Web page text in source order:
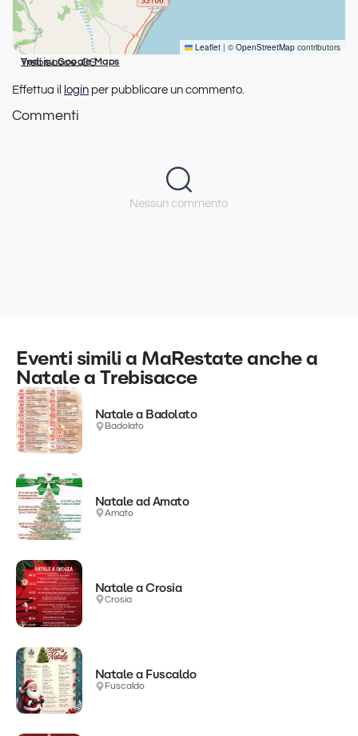
Leaflet | © OpenStreetMap contributors
Trebisacce, CS
Vedi su Google Maps
Effettua il login per pubblicare un commento.
Commenti
Nessun commento
Eventi simili a MaRestate anche a
Natale a Trebisacce
Natale a Badolato
Badolato
Natale ad Amato
Amato
Natale a Crosia
Crosia
Natale a Fuscaldo
Fuscaldo